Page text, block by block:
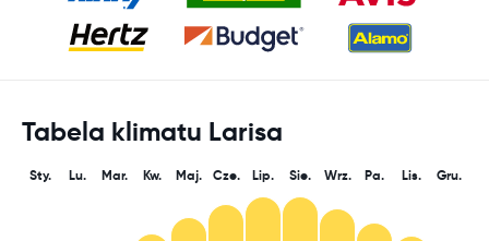
Tabela klimatu Larisa
Sty. Lu. Mar. Kw. Maj. Cze. Lip. Sie. Wrz. Pa. Lis. Gru.